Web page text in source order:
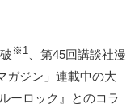
※1
、第45回講談社漫
ガジン」連載中の大
ーロック』とのコラ